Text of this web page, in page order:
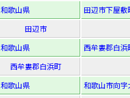
和歌山県
田辺市下屋
田辺市
和歌山県
西牟婁郡白
西牟婁郡白浜町
和歌山県
和歌山市向